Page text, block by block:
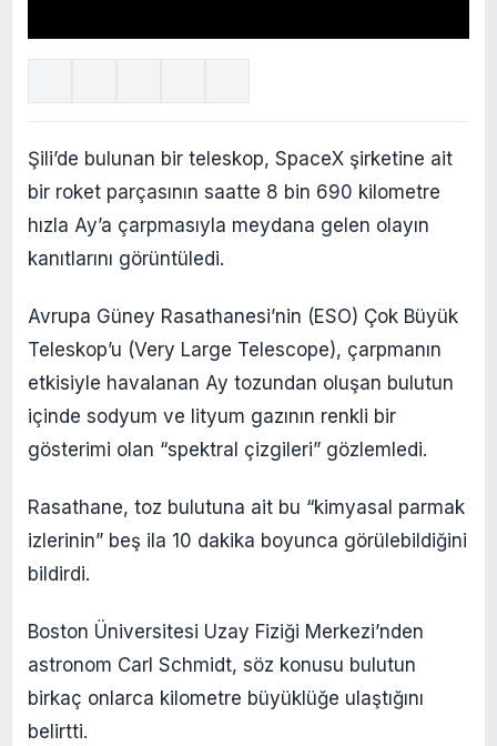
Şili’de bulunan bir teleskop, SpaceX şirketine ait
bir roket parçasının saatte 8 bin 690 kilometre
hızla Ay’a çarpmasıyla meydana gelen olayın
kanıtlarını görüntüledi.
Avrupa Güney Rasathanesi’nin (ESO) Çok Büyük
Teleskop’u (Very Large Telescope), çarpmanın
etkisiyle havalanan Ay tozundan oluşan bulutun
içinde sodyum ve lityum gazının renkli bir
gösterimi olan “spektral çizgileri” gözlemledi.
Rasathane, toz bulutuna ait bu “kimyasal parmak
izlerinin” beş ila 10 dakika boyunca görülebildiğini
bildirdi.
Boston Üniversitesi Uzay Fiziği Merkezi’nden
astronom Carl Schmidt, söz konusu bulutun
birkaç onlarca kilometre büyüklüğe ulaştığını
belirtti.